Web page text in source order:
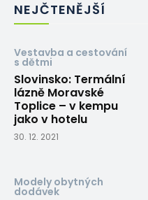
NEJČTENĚJŠÍ
Vestavba a cestování
s dětmi
Slovinsko: Termální
lázně Moravské
Toplice – v kempu
jako v hotelu
30. 12. 2021
Modely obytných
dodávek